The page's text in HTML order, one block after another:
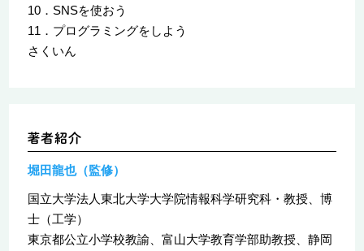
10．SNSを使おう
11．プログラミングをしよう
さくいん
堀田龍也（監修）
国立大学法人東北大学大学院情報科学研究科・教授、博
士（工学）
東京都公立小学校教諭、富山大学教育学部助教授、静岡